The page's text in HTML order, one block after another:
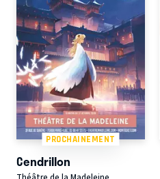
PROCHAINEMENT
Cendrillon